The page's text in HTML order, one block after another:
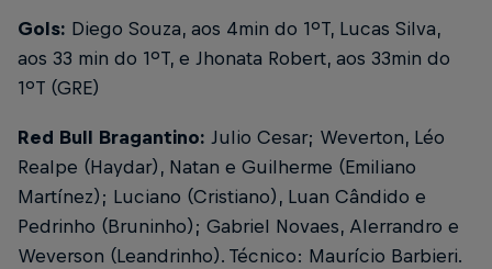
Gols: Diego Souza, aos 4min do 1ºT, Lucas Silva,
aos 33 min do 1ºT, e Jhonata Robert, aos 33min do
1ºT (GRE)
Red Bull Bragantino: Julio Cesar; Weverton, Léo
Realpe (Haydar), Natan e Guilherme (Emiliano
Martínez); Luciano (Cristiano), Luan Cândido e
Pedrinho (Bruninho); Gabriel Novaes, Alerrandro e
Weverson (Leandrinho). Técnico: Maurício Barbieri.